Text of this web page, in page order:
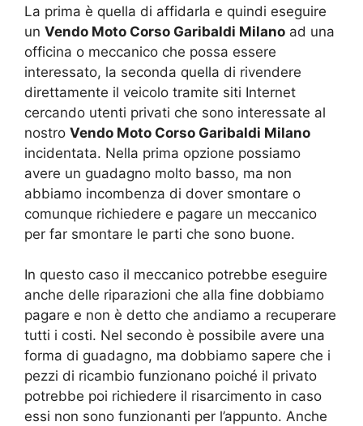
La prima è quella di affidarla e quindi eseguire
un Vendo Moto Corso Garibaldi Milano ad una
officina o meccanico che possa essere
interessato, la seconda quella di rivendere
direttamente il veicolo tramite siti Internet
cercando utenti privati che sono interessate al
nostro Vendo Moto Corso Garibaldi Milano
incidentata. Nella prima opzione possiamo
avere un guadagno molto basso, ma non
abbiamo incombenza di dover smontare o
comunque richiedere e pagare un meccanico
per far smontare le parti che sono buone.
In questo caso il meccanico potrebbe eseguire
anche delle riparazioni che alla fine dobbiamo
pagare e non è detto che andiamo a recuperare
tutti i costi. Nel secondo è possibile avere una
forma di guadagno, ma dobbiamo sapere che i
pezzi di ricambio funzionano poiché il privato
potrebbe poi richiedere il risarcimento in caso
essi non sono funzionanti per l’appunto. Anche